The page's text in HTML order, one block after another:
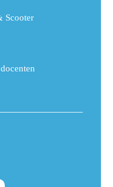
Scooter